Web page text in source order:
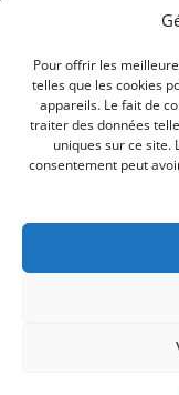
Pour offrir les
telles que les cookies
appareils. Le fait de
traiter des données
uniques sur ce site.
consentement peut
© 2026